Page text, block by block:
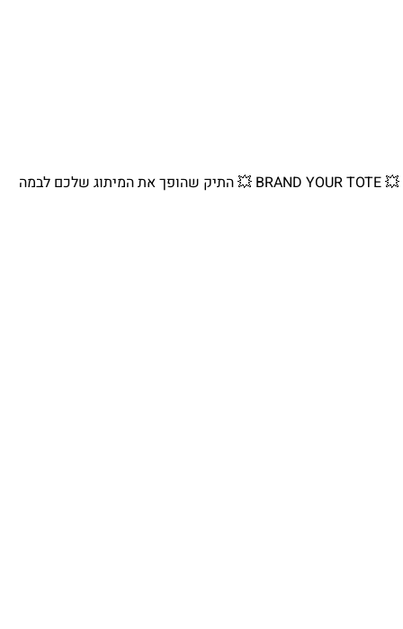
💥 BRAND YOUR TOTE 💥 התיק שהופך את המיתוג שלכם לבמה